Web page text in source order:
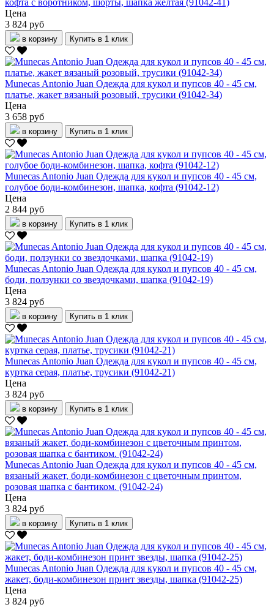
Цена
3 824 руб
в корзину Купить в 1 клик
Munecas Antonio Juan Одежда для кукол и пупсов 40 - 45 см,
платье, жакет вязаный розовый, трусики (91042-34)
Цена
3 658 руб
в корзину Купить в 1 клик
Munecas Antonio Juan Одежда для кукол и пупсов 40 - 45 см,
голубое боди-комбинезон, шапка, кофта (91042-12)
Цена
2 844 руб
в корзину Купить в 1 клик
Munecas Antonio Juan Одежда для кукол и пупсов 40 - 45 см,
боди, ползунки со звездочками, шапка (91042-19)
Цена
3 824 руб
в корзину Купить в 1 клик
Munecas Antonio Juan Одежда для кукол и пупсов 40 - 45 см,
куртка серая, платье, трусики (91042-21)
Цена
3 824 руб
в корзину Купить в 1 клик
Munecas Antonio Juan Одежда для кукол и пупсов 40 - 45 см,
вязаный жакет, боди-комбинезон с цветочным принтом,
розовая шапка с бантиком. (91042-24)
Цена
3 824 руб
в корзину Купить в 1 клик
Munecas Antonio Juan Одежда для кукол и пупсов 40 - 45 см,
жакет, боди-комбинезон принт звезды, шапка (91042-25)
Цена
3 824 руб